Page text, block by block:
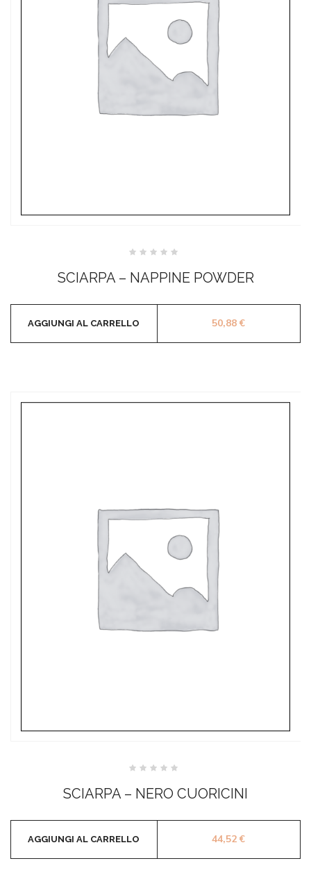
su
5
SCIARPA – NAPPINE POWDER
50,88€
AGGIUNGI AL CARRELLO
su
5
SCIARPA – NERO CUORICINI
44,52€
AGGIUNGI AL CARRELLO